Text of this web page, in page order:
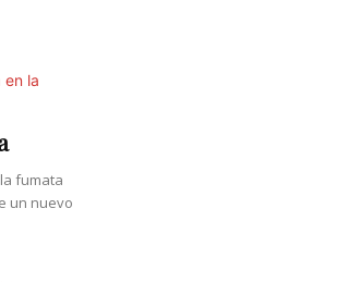
fumata
un nuevo